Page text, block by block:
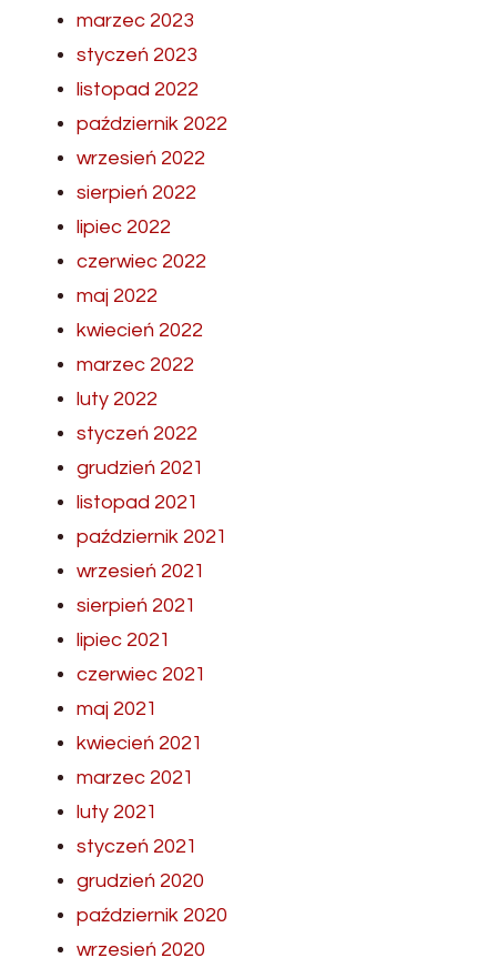
marzec 2023
styczeń 2023
listopad 2022
październik 2022
wrzesień 2022
sierpień 2022
lipiec 2022
czerwiec 2022
maj 2022
kwiecień 2022
marzec 2022
luty 2022
styczeń 2022
grudzień 2021
listopad 2021
październik 2021
wrzesień 2021
sierpień 2021
lipiec 2021
czerwiec 2021
maj 2021
kwiecień 2021
marzec 2021
luty 2021
styczeń 2021
grudzień 2020
październik 2020
wrzesień 2020